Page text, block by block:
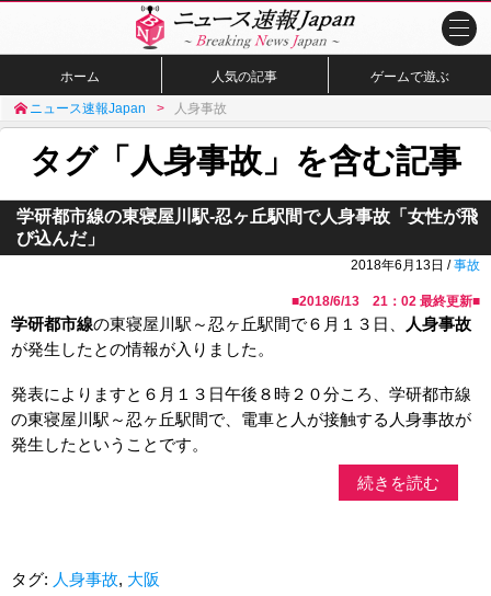
ホーム 人気の記事 ゲームで遊ぶ
ニュース速報Japan 人身事故
タグ「人身事故」を含む記事
学研都市線の東寝屋川駅-忍ヶ丘駅間で人身事故「女性が飛
び込んだ」
2018年6月13日 /事故
■2018/6/13 21：02 最終更新■
学研都市線の東寝屋川駅～忍ヶ丘駅間で６月１３日、
人身事故
が発生したとの情報が入りました。
発表によりますと６月１３日午後８時２０分ころ、学研都市線
の東寝屋川駅～忍ヶ丘駅間で、電車と人が接触する人身事故が
発生したということです。
続きを読む
タグ: 人身事故, 大阪